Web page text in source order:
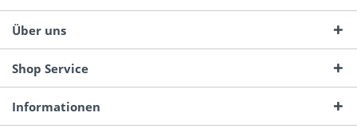
Über uns
Shop Service
Informationen